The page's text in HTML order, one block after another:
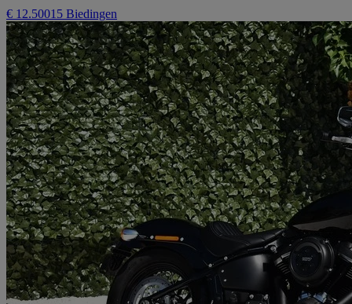
€ 12.50015 Biedingen